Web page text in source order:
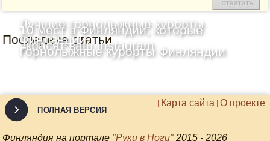
Последние статьи
Лучшие горнолыжные курорты
Финляндии
10 мест в Финляндии, которые
украсят ваш Instagram
Горнолыжные курорты Финляндии
О проекте
Карта сайта
ПОЛНАЯ ВЕРСИЯ
Финляндия на портале "Руки в Ноги" 2015 - 2026